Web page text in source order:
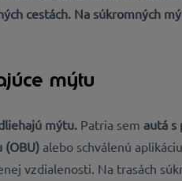
cestách. Na súkromných
mýtu
mýtu. Patria sem autá s
(OBU) alebo schválenú
vzdialenosti. Na trasách